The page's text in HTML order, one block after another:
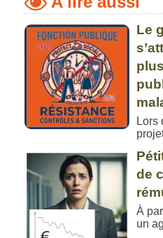
Le
Lors
de
À
un